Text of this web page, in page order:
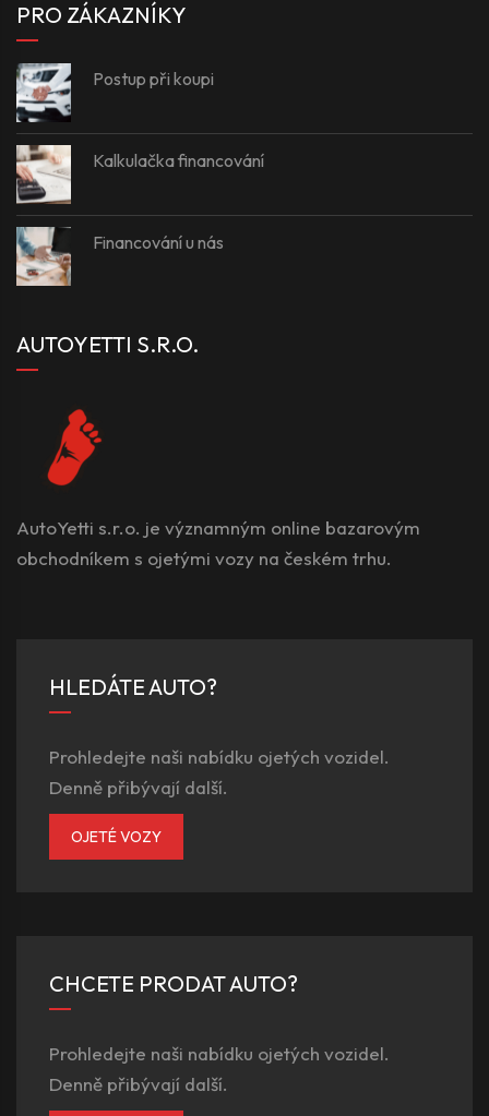
PRO ZÁKAZNÍKY
Postup při koupi
Kalkulačka financování
Financování u nás
AUTOYETTI S.R.O.
AutoYetti s.r.o. je významným online bazarovým
obchodníkem s ojetými vozy na českém trhu.
HLEDÁTE AUTO?
Prohledejte naši nabídku ojetých vozidel.
Denně přibývají další.
OJETÉ VOZY
CHCETE PRODAT AUTO?
Prohledejte naši nabídku ojetých vozidel.
Denně přibývají další.